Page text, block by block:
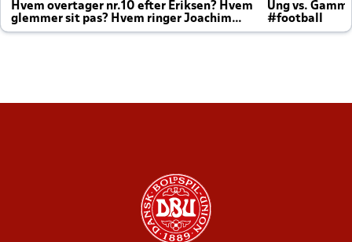
Hvem overtager nr.10 efter Eriksen? Hvem
glemmer sit pas? Hvem ringer Joachim
altid til efter kampe?
Ung vs.
#football